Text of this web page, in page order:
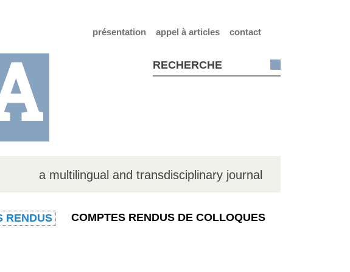
présentation appel à articles contact
a multilingual and transdisciplinary journal
RENDUS COMPTES RENDUS DE COLLOQUES